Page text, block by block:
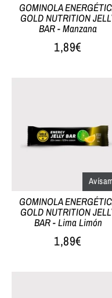
GOMINOLA
GOLD NUTRITION
BAR - Manzana
1,89€
GOMINOLA
GOLD NUTRITION
BAR - Lima Limón
1,89€